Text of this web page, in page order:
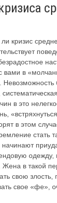
кризис
вами в
Невозможность
в это
в этом
стать
одежду,
в такой
свою
свое «фе»,